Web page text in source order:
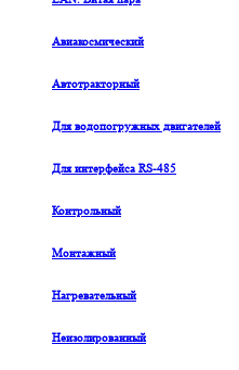
Авиакосмический
Автотракторный
Для водопогружных двигателей
Для интерфейса RS-485
Контрольный
Монтажный
Нагревательный
Неизолированный